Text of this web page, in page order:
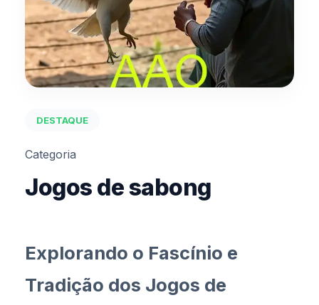
DESTAQUE
Categoria
Jogos de sabong
Explorando o Fascínio e
Tradição dos Jogos de